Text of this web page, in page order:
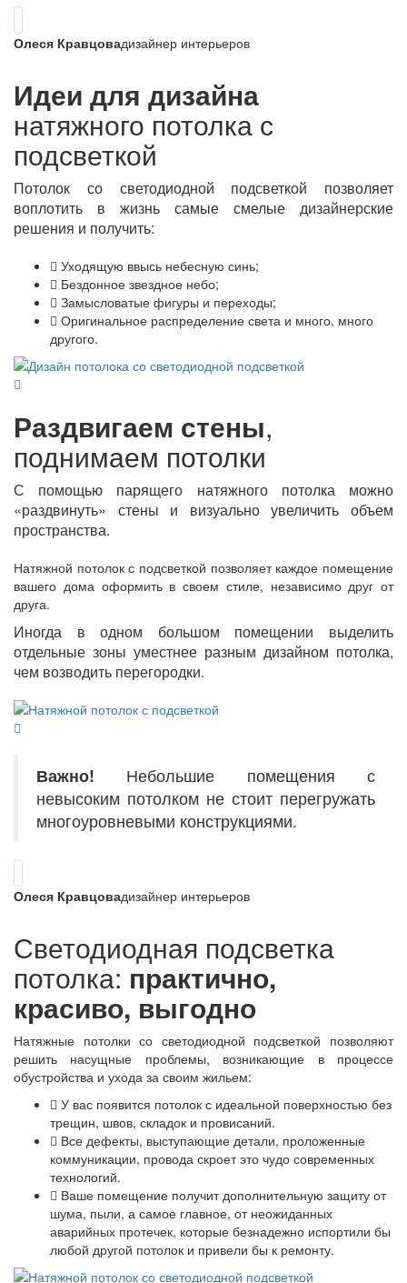
Олеся Кравцовадизайнер интерьеров
Идеи для дизайна
натяжного потолка с
подсветкой
Потолок со светодиодной подсветкой позволяет
воплотить в жизнь самые смелые дизайнерские
решения и получить:
Уходящую ввысь небесную синь;
Бездонное звездное небо;
Замысловатые фигуры и переходы;
Оригинальное распределение света и много, много
другого.
Раздвигаем стены,
поднимаем потолки
С помощью парящего натяжного потолка можно
«раздвинуть» стены и визуально увеличить объем
пространства.
Натяжной потолок с подсветкой позволяет каждое помещение
вашего дома оформить в своем стиле, независимо друг от
друга.
Иногда в одном большом помещении выделить
отдельные зоны уместнее разным дизайном потолка,
чем возводить перегородки.
Важно! Небольшие помещения с
невысоким потолком не стоит перегружать
многоуровневыми конструкциями.
Олеся Кравцовадизайнер интерьеров
Светодиодная подсветка
потолка: практично,
красиво, выгодно
Натяжные потолки со светодиодной подсветкой позволяют
решить насущные проблемы, возникающие в процессе
обустройства и ухода за своим жильем:
У вас появится потолок с идеальной поверхностью без
трещин, швов, складок и провисаний.
Все дефекты, выступающие детали, проложенные
коммуникации, провода скроет это чудо современных
технологий.
Ваше помещение получит дополнительную защиту от
шума, пыли, а самое главное, от неожиданных
аварийных протечек, которые безнадежно испортили бы
любой другой потолок и привели бы к ремонту.